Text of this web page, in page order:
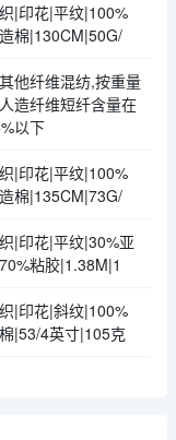
|印花|平纹|100%
棉|130CM|50G/
他纤维混纺,按重量
造纤维短纤含量在
以下
|印花|平纹|100%
棉|135CM|73G/
|印花|平纹|30%亚
粘胶|1.38M|1
|印花|斜纹|100%
|53/4英寸|105克